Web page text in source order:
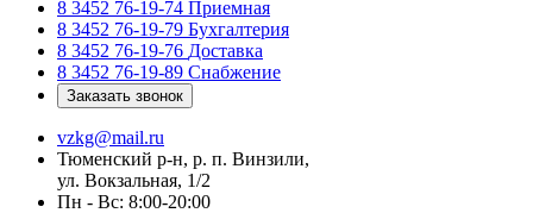
8 3452 76-19-74 Приемная
8 3452 76-19-79 Бухгалтерия
8 3452 76-19-76 Доставка
8 3452 76-19-89 Снабжение
Заказать звонок
vzkg@mail.ru
Тюменский р-н, р. п. Винзили,
ул. Вокзальная, 1/2
Пн - Вс: 8:00-20:00